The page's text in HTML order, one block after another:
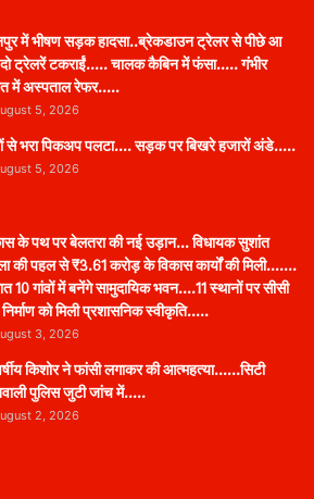
में भीषण सड़क हादसा..ब्रेकडाउन ट्रेलर से पीछे आ
दो ट्रेलरें टकराईं….. चालक कैबिन में फंसा….. गंभीर
में अस्पताल रेफर…..
5, 2026
से भरा पिकअप पलटा…. सड़क पर बिखरे हजारों अंडे…..
5, 2026
के पथ पर बेलतरा की नई उड़ान… विधायक सुशांत
की पहल से ₹3.61 करोड़ के विकास कार्यों की मिली…….
10 गांवों में बनेंगे सामुदायिक भवन….11 स्थानों पर सीसी
निर्माण को मिली प्रशासनिक स्वीकृति…..
3, 2026
किशोर ने फांसी लगाकर की आत्महत्या……सिटी
पुलिस जुटी जांच में…..
2, 2026